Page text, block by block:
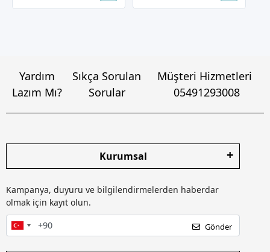
Yardım
Lazım Mı?
Sıkça Sorulan
Sorular
Müşteri Hizmetleri
05491293008
Kurumsal
Kampanya, duyuru ve bilgilendirmelerden haberdar
olmak için kayıt olun.
Gönder